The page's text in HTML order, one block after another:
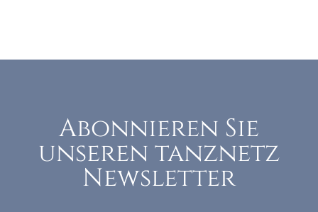
Abonnieren Sie
unseren tanznetz
Newsletter